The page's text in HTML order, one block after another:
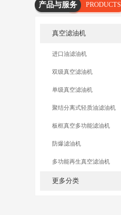
产品与服务
PRODUCTS
真空滤油机
进口油滤油机
双级真空滤油机
单级真空滤油机
聚结分离式轻质油滤油机
板框真空多功能滤油机
防爆滤油机
多功能再生真空滤油机
更多分类